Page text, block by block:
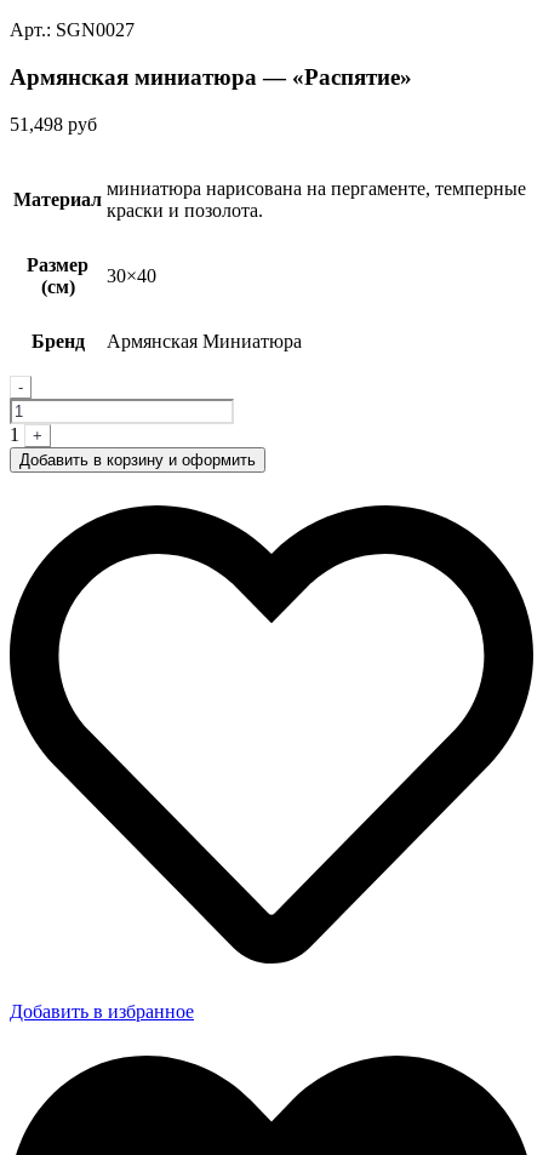
Арт.: SGN0027
Армянская миниатюра — «Распятие»
51,498 руб
Материал
миниатюра нарисована на пергаменте, темперные
краски и позолота.
Размер
(см)
30×40
Бренд Армянская Миниатюра
Quantity
-
1
+
Добавить в корзину и оформить
Добавить в избранное